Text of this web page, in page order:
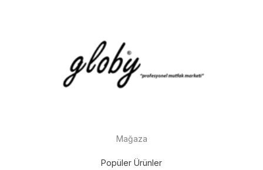
Mağaza
Popüler Ürünler